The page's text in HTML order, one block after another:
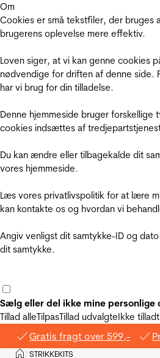
Om
Cookies er små tekstfiler, der bruges
brugerens oplevelse mere effektiv.
Loven siger, at vi kan genne cookies
nødvendige for driften af denne side.
har vi brug for din tilladelse.
Denne hjemmeside bruger forskellige
cookies indsættes af
Du kan ændre eller tilbagekalde dit
vores hjemmeside.
Læs vores privatlivspolitik for at lære
kan kontakte os og hvordan vi
Angiv venligst dit samtykke-ID og
dit samtykke.
Sælg eller del ikke mine personlige
Tillad alleTilpasTillad udvalgteIkke tilladt
Gratis fragt over 599,-
Hjem
>STRIKKEKITS